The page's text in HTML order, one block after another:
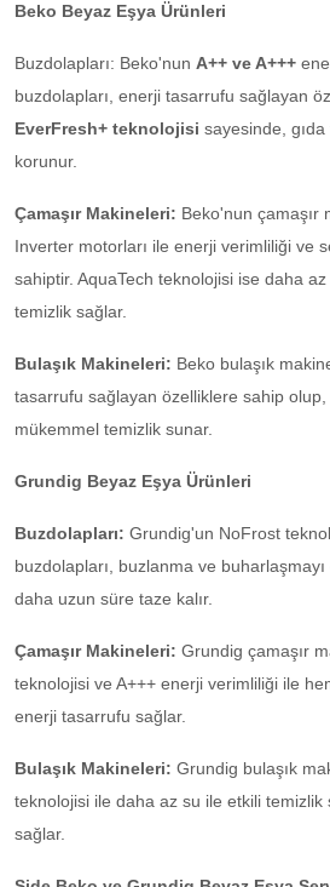
Beko Beyaz Eşya Ürünleri
Buzdolapları: Beko'nun A++ ve A+++
buzdolapları, enerji tasarrufu sağlayan
EverFresh+ teknolojisi sayesinde,
korunur.
Çamaşır Makineleri: Beko'nun çamaşır
Inverter motorları ile enerji verimliliği ve
sahiptir. AquaTech teknolojisi ise daha
temizlik sağlar.
Bulaşık Makineleri: Beko bulaşık
tasarrufu sağlayan özelliklere sahip olup,
mükemmel temizlik sunar.
Grundig Beyaz Eşya Ürünleri
Buzdolapları: Grundig'un NoFrost
buzdolapları, buzlanma ve
daha uzun süre taze kalır.
Çamaşır Makineleri: Grundig çamaşır
teknolojisi ve A+++ enerji verimliliği ile
enerji tasarrufu sağlar.
Bulaşık Makineleri: Grundig bulaşık
teknolojisi ile daha az su ile etkili
sağlar.